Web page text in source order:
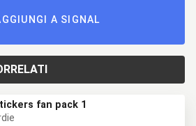
A SIGNAL
fan pack 1